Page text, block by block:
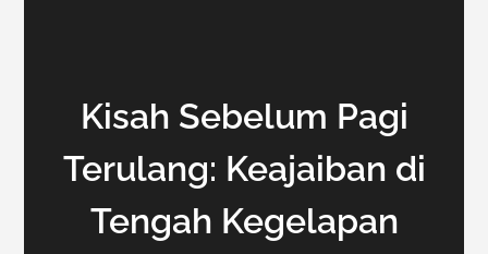
Kisah Sebelum Pagi
Terulang: Keajaiban di
Tengah Kegelapan